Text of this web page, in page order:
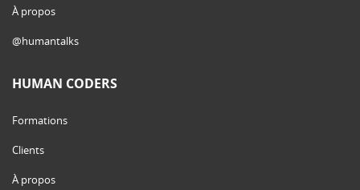
À propos
@humantalks
HUMAN CODERS
Formations
Clients
À propos